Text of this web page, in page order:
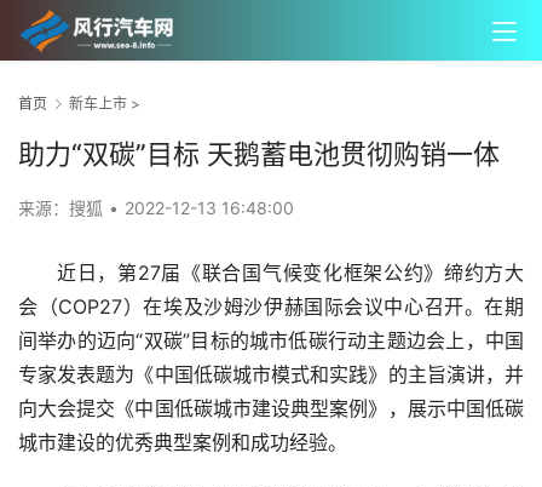
首页 新车上市 >
助力“双碳”目标 天鹅蓄电池贯彻购销一体
来源：搜狐 • 2022-12-13 16:48:00
近日，第27届《联合国气候变化框架公约》缔约方大
会（COP27）在埃及沙姆沙伊赫国际会议中心召开。在期
间举办的迈向“双碳”目标的城市低碳行动主题边会上，中国
专家发表题为《中国低碳城市模式和实践》的主旨演讲，并
向大会提交《中国低碳城市建设典型案例》，展示中国低碳
城市建设的优秀典型案例和成功经验。